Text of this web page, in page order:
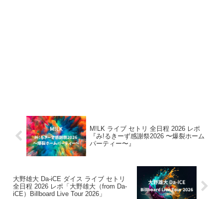
M!LK ライブ セトリ 全日程 2026 レポ
『み!るきーず感謝祭2026 〜爆裂ホーム
パーティー〜』
大野雄大 Da-iCE ダイス ライブ セトリ
全日程 2026 レポ「大野雄大（from Da-
iCE）Billboard Live Tour 2026」